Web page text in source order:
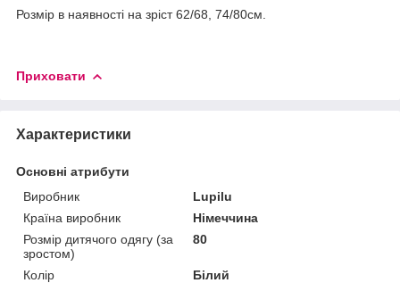
Розмір в наявності на зріст 62/68, 74/80см.
Приховати
Характеристики
Основні атрибути
Виробник
Lupilu
Країна виробник
Німеччина
Розмір дитячого одягу (за
зростом)
80
Колір
Білий